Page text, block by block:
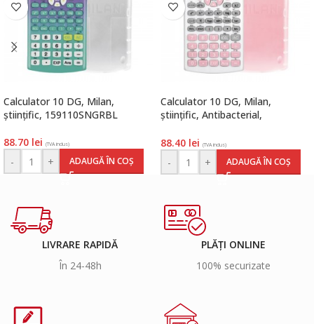
Calculator 10 DG, Milan,
științific, 159110SNGRBL
88.70 lei (TVA inclus)
- + ADAUGĂ ÎN COȘ
Calculator 10 DG, Milan,
științific, Antibacterial,
88.40 lei (TVA inclus)
- + ADAUGĂ ÎN COȘ
LIVRARE RAPIDĂ
În 24-48h
PLĂȚI ONLINE
100% securizate